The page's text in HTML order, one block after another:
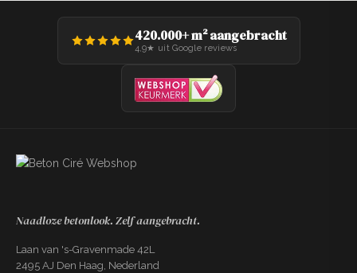
tape, 2x verfbak, vachtroller
420.000+ m² aangebracht
4,9★ uit Google reviews
Naadloze betonlook. Zelf aangebracht.
Laan van 's-Gravenmade 42L
2495 AJ Den Haag, Nederland